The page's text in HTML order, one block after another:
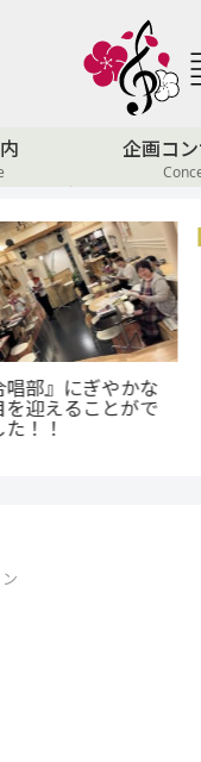
企画コ
ブログ
◆かなでママのへ
ほ～日記◆東京ジ
ー編